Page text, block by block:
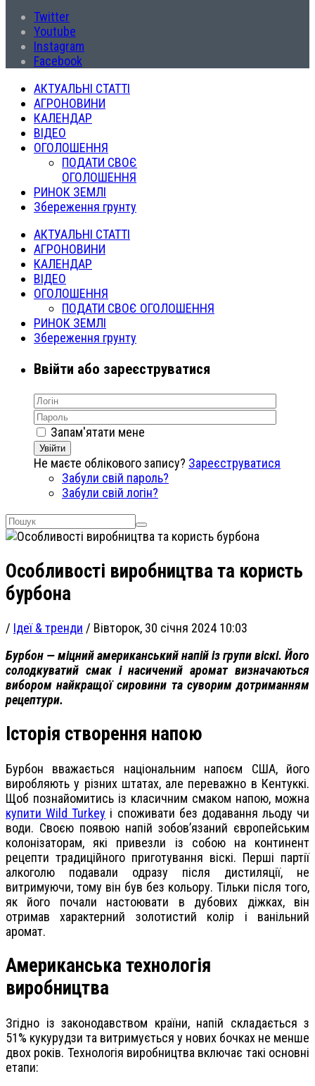
Twitter
Youtube
Instagram
Facebook
АКТУАЛЬНІ СТАТТІ
АГРОНОВИНИ
КАЛЕНДАР
ВІДЕО
ОГОЛОШЕННЯ
ПОДАТИ СВОЄ
ОГОЛОШЕННЯ
РИНОК ЗЕМЛІ
Збереження грунту
АКТУАЛЬНІ СТАТТІ
АГРОНОВИНИ
КАЛЕНДАР
ВІДЕО
ОГОЛОШЕННЯ
ПОДАТИ СВОЄ ОГОЛОШЕННЯ
РИНОК ЗЕМЛІ
Збереження грунту
Ввійти або зареєструватися
Запам'ятати мене
Увійти
Не маєте облікового запису? Зареєструватися
Забули свій пароль?
Забули свій логін?
Особливості виробництва та користь
бурбона
/ Ідеї & тренди / Вівторок, 30 січня 2024 10:03
Бурбон — міцний американський напій із групи віскі. Його
солодкуватий смак і насичений аромат визначаються
вибором найкращої сировини та суворим дотриманням
рецептури.
Історія створення напою
Бурбон вважається національним напоєм США, його
виробляють у різних штатах, але переважно в Кентуккі.
Щоб познайомитись із класичним смаком напою, можна
купити Wild Turkey і споживати без додавання льоду чи
води. Своєю появою напій зобов’язаний європейським
колонізаторам, які привезли із собою на континент
рецепти традиційного приготування віскі. Перші партії
алкоголю подавали одразу після дистиляції, не
витримуючи, тому він був без кольору. Тільки після того,
як його почали настоювати в дубових діжках, він
отримав характерний золотистий колір і ванільний
аромат.
Американська технологія
виробництва
Згідно із законодавством країни, напій складається з
51% кукурудзи та витримується у нових бочках не менше
двох років. Технологія виробництва включає такі основні
етапи: